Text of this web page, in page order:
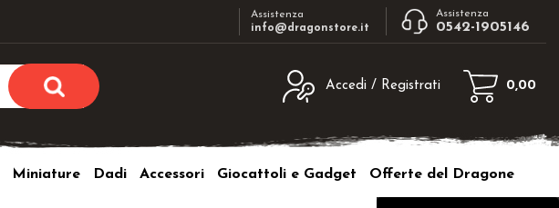
Assistenza
info@dragonstore.it
Assistenza
0542-1905146
Accedi / Registrati
utente e la password e poi clicca sul
sito clicca sul pulsante "Registrati"
0,00
Miniature Dadi Accessori Giocattoli e Gadget Offerte del Dragone